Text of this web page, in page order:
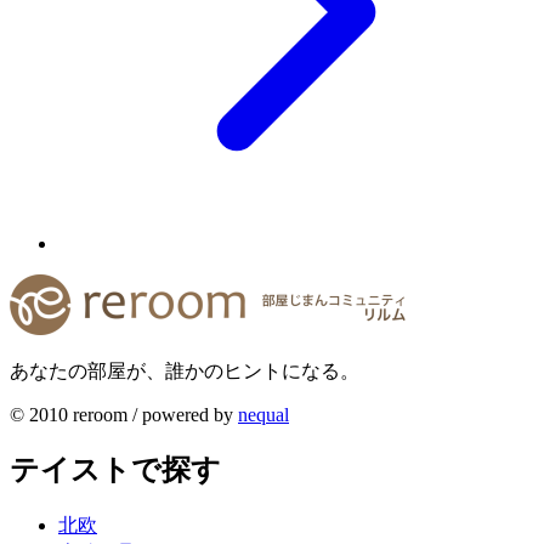
あなたの部屋が、誰かのヒントになる。
© 2010 reroom / powered by nequal
テイストで探す
北欧